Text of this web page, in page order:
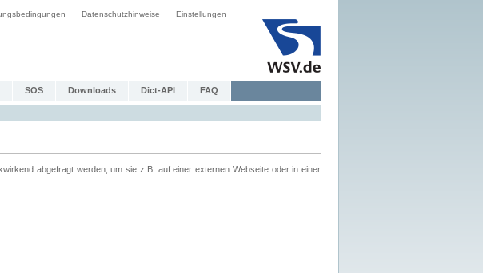
Datenschutzhinweise Einstellungen
SOS Downloads Dict-API FAQ
abgefragt werden, um sie z.B. auf einer externen Webseite oder in einer